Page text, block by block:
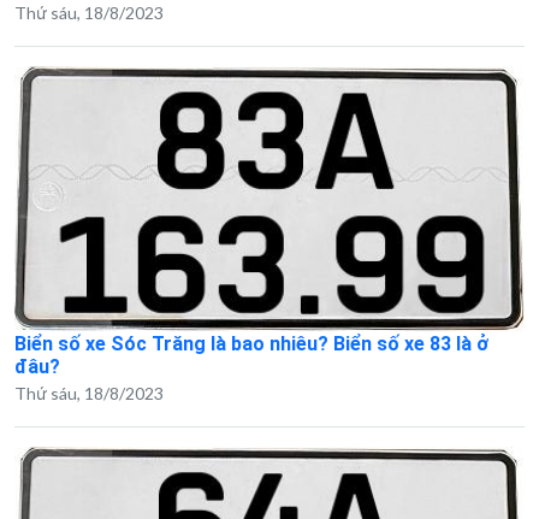
Thứ sáu, 18/8/2023
Biển số xe Sóc Trăng là bao nhiêu? Biển số xe 83 là ở
đâu?
Thứ sáu, 18/8/2023